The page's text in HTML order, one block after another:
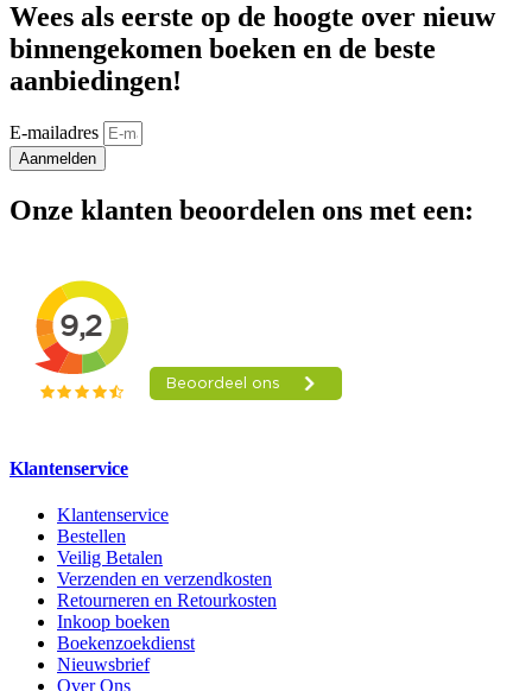
Wees als eerste op de hoogte over nieuw
binnengekomen boeken en de beste
aanbiedingen!
E-mailadres
Aanmelden
Onze klanten beoordelen ons met een:
Klantenservice
Klantenservice
Bestellen
Veilig Betalen
Verzenden en verzendkosten
Retourneren en Retourkosten
Inkoop boeken
Boekenzoekdienst
Nieuwsbrief
Over Ons